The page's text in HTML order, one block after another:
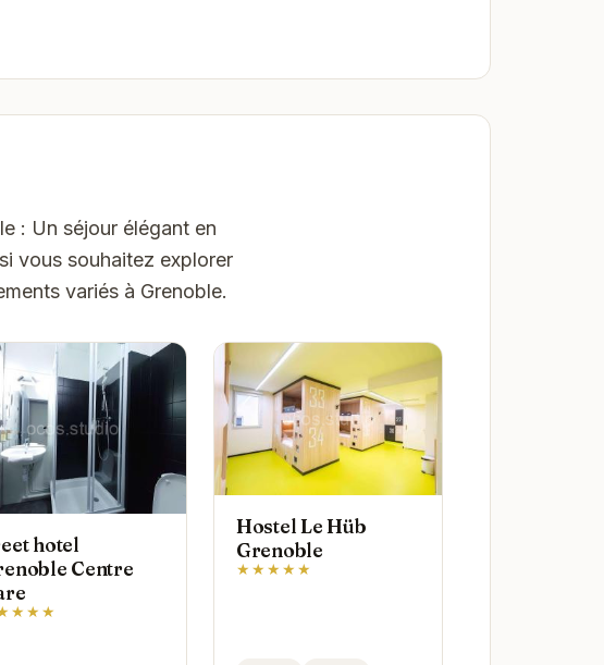
: Un séjour élégant en
vous souhaitez explorer
variés à Grenoble.
hotel
Centre
Hostel Le Hüb
Grenoble
★★★★★